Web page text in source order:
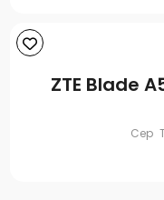
ZTE Blade
Cep